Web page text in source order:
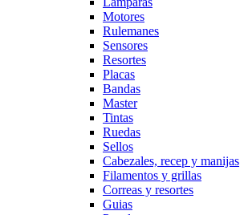
Motores
Rulemanes
Sensores
Resortes
Placas
Bandas
Master
Tintas
Ruedas
Sellos
Cabezales, recep y manijas
Filamentos y grillas
Correas y resortes
Guias